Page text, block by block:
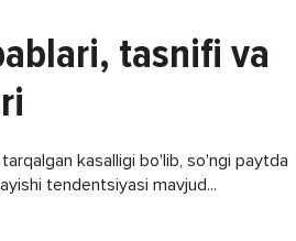
tasnifi va
kasalligi bo'lib, so'ngi paytda
tendentsiyasi mavjud...